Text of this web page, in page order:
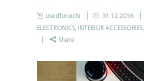
usedfuruichi
31.12.2016
ELECTRONICS, INTERIOR ACCESSORIES,
Share